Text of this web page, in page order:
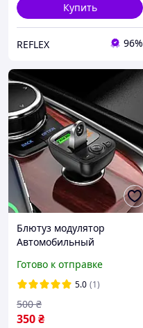
Купить
REFLEX 96%
Блютуз модулятор
Автомобильный
bluetooth mp3 с функцией
громкой связи BOROFONE
Готово к отправке
5.0 (1)
350₴
500 ₴